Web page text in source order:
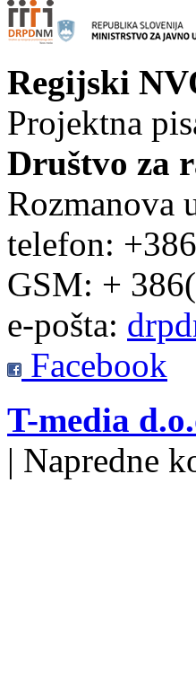
Regijski
Projektna
Društvo za
Rozmanova
telefon:
GSM: +
e-pošta:
Facebook
T-media
| Napredne